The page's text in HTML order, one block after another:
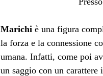
Marichi è una figura
la forza e la connessione
umana. Infatti, come poi
un saggio con un